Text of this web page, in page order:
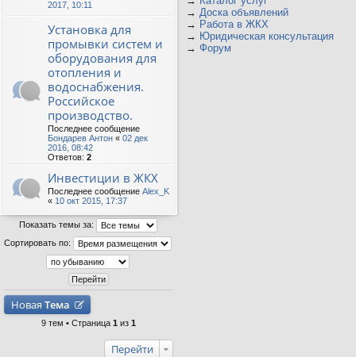
2017, 10:11
Установка для
промывки систем и
оборудования для
отопления и
водоснабжения.
Российское
производство.
Последнее сообщение
Бондарев Антон « 02 дек
2016, 08:42
Ответов: 2
Инвестиции в ЖКХ
Последнее сообщение Alex_K
« 10 окт 2015, 17:37
Показать темы за:
Сортировать по:
Новая Тема
9 тем • Страница 1 из 1
Перейти
→ Доска объявлений
→ Работа в ЖКХ
→ Юридическая консультация
→ Форум